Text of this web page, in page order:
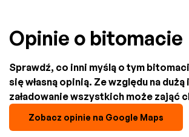
Opinie o bitomacie
Sprawdź, co inni myślą o tym
się własną opinią. Ze względu na
załadowanie wszystkich może zająć
Zobacz opinie na Google Maps